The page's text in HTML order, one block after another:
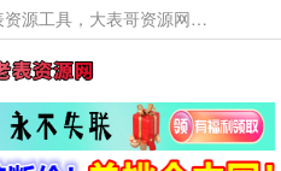
本网站提供资源工具下载，大老表资源工具，大表哥资源网软件工具，大老表资源下载，活动线报福利资源分享,活动线报，大型网游经典游戏，网络热门技术游戏辅助交流与分享。